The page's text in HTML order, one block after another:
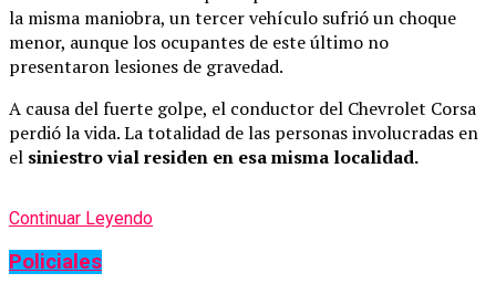
la misma maniobra, un tercer vehículo sufrió un choque
menor, aunque los ocupantes de este último no
presentaron lesiones de gravedad.
A causa del fuerte golpe, el conductor del Chevrolet Corsa
perdió la vida. La totalidad de las personas involucradas en
el siniestro vial residen en esa misma localidad.
Continuar Leyendo
Policiales